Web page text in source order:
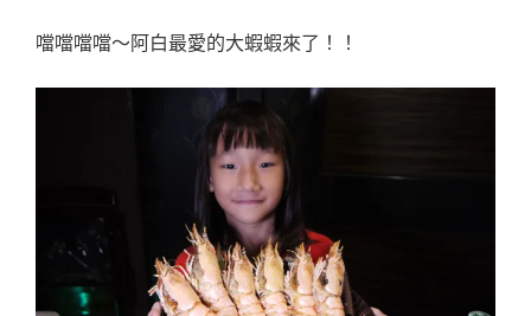
噹噹噹噹～阿白最愛的大蝦蝦來了！！